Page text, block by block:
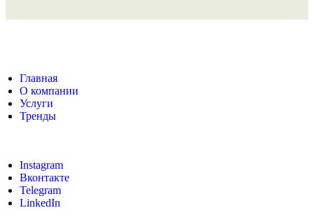
Главная
О компании
Услуги
Тренды
Instagram
Вконтакте
Telegram
LinkedIn